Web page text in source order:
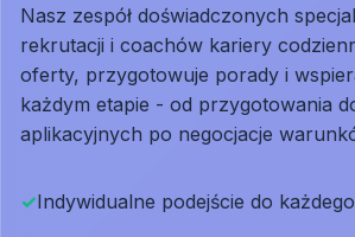
Nasz zespół doświadczonych
rekrutacji i coachów kariery
oferty, przygotowuje porady i
każdym etapie - od przygotowania
aplikacyjnych po negocjacje
✓Indywidualne podejście do